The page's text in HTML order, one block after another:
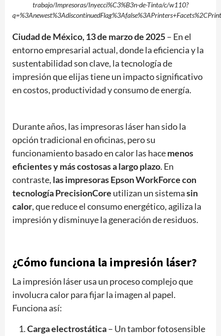
trabajo/Impresoras/Inyecci%C3%B3n-de-Tinta/c/w110?
Ciudad de México, 13 de marzo de 2025– En el
entorno empresarial actual, donde la eficiencia y la
sustentabilidad son clave, la tecnología de
impresión que elijas tiene un impacto significativo
en costos, productividad y consumo de energía.
Durante años, las impresoras láser han sido la
opción tradicional en oficinas, pero su
funcionamiento basado en calor las hacemenos
eficientes y más costosas a largo plazo. En
contraste, las impresoras Epson WorkForce con
tecnología PrecisionCore utilizan un sistemasin
calor, que reduce el consumo energético, agiliza la
impresión y disminuye la generación de residuos.
¿Cómo funciona la impresión láser?
La impresión láser usa un proceso complejo que
involucra calor para fijar la imagen al papel.
Funciona así:
Carga electrostática– Un tambor fotosensible